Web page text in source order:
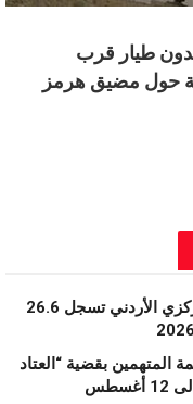
طيار قرب
حول مضيق هرمز
احتياطيات البنك المركزي الأردني تسجل 26.6
المتهمين بقضية “العتاد